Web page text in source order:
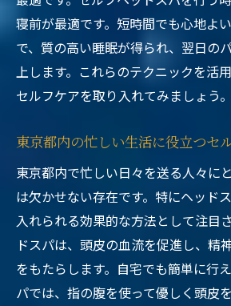
寝前が最適です。短時間でも心地よ
で、質の高い睡眠が得られ、翌日の
上します。これらのテクニックを活
セルフケアを取り入れてみましょう。
東京都内の忙しい生活に役立つセ
東京都内で忙しい日々を送る人々に
は欠かせない存在です。特にヘッド
入れられる効果的な方法として注目
ドスパは、頭皮の血流を促進し、精
をもたらします。自宅でも簡単に行
パでは、指の腹を使って優しく頭皮